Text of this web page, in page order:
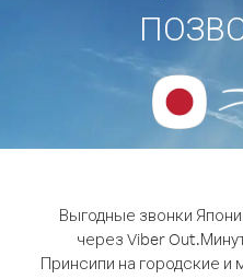
Выгодные звонки
через Viber Out.
Принсипи на городские и